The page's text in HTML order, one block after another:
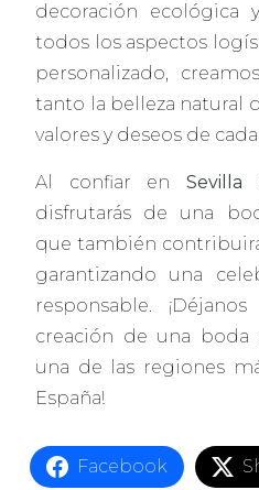
decoración ecológica
todos los aspectos
personalizado,
tanto la belleza natural
valores y deseos de
Al confiar en Sevilla
disfrutarás de una
que también
garantizando una
responsable.
creación de una boda
una de las regiones
España!
Facebook